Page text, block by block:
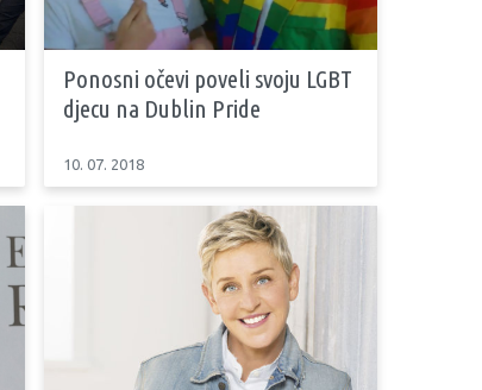
Ponosni očevi poveli svoju LGBT
djecu na Dublin Pride
10. 07. 2018